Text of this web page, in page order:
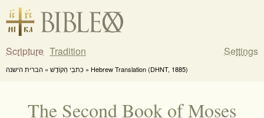
Scripture Tradition Settings
כִּתבֵי הַקוֹדֶשׁ » הברית הישנה » Hebrew Translation (DHNT, 1885)
The Second Book of Moses